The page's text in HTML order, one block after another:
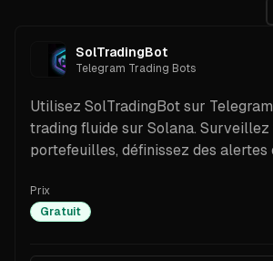
SolTradingBot
Telegram Trading Bots
Utilisez SolTradingBot sur
trading fluide sur Solana. Surveillez
portefeuilles, définissez des alertes
analyses de marché.
Prix
Gratuit